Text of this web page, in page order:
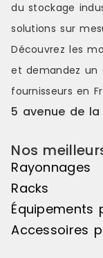
du stockage
solutions sur
Découvrez les
et demandez un
fournisseurs en
5 avenue de la
Nos
Rayonnages
Racks
Équipements
Accessoires